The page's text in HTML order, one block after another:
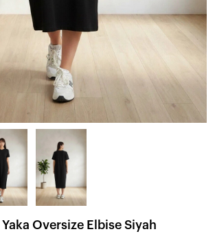
Oversize Elbise Siyah